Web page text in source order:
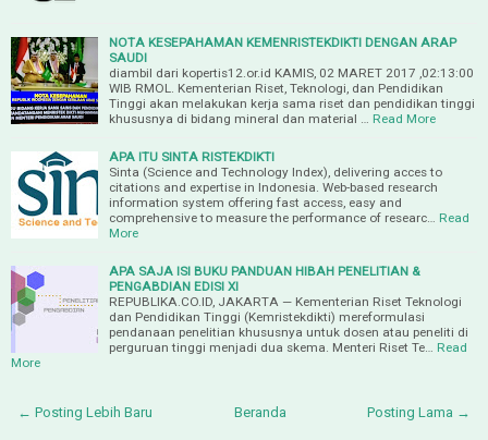
NOTA KESEPAHAMAN KEMENRISTEKDIKTI DENGAN ARAP
SAUDI
diambil dari kopertis12.or.id KAMIS, 02 MARET 2017 ,02:13:00
WIB RMOL. Kementerian Riset, Teknologi, dan Pendidikan
Tinggi akan melakukan kerja sama riset dan pendidikan tinggi
khususnya di bidang mineral dan material …
Read More
APA ITU SINTA RISTEKDIKTI
Sinta (Science and Technology Index), delivering acces to
citations and expertise in Indonesia. Web-based research
information system offering fast access, easy and
comprehensive to measure the performance of researc…
Read
More
APA SAJA ISI BUKU PANDUAN HIBAH PENELITIAN &
PENGABDIAN EDISI XI
REPUBLIKA.CO.ID, JAKARTA — Kementerian Riset Teknologi
dan Pendidikan Tinggi (Kemristekdikti) mereformulasi
pendanaan penelitian khususnya untuk dosen atau peneliti di
perguruan tinggi menjadi dua skema. Menteri Riset Te…
Read
More
← Posting Lebih Baru Posting Lama →
Beranda